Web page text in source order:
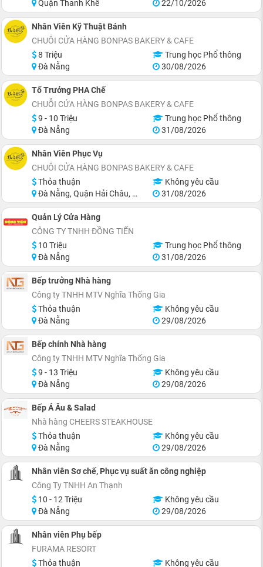
Quận Thanh Khê
22/10/2026
Nhân Viên Kỹ Thuật Bánh
CHUỖI CỬA HÀNG BONPAS BAKERY & CAFE
8 Triệu
Trung học Phổ thông
Đà Nẵng
30/08/2026
Tổ Trưởng PHA Chế
CHUỖI CỬA HÀNG BONPAS BAKERY & CAFE
9 - 10 Triệu
Trung học Phổ thông
Đà Nẵng
31/08/2026
Nhân Viên Phục Vụ
CHUỖI CỬA HÀNG BONPAS BAKERY & CAFE
Thỏa thuận
Không yêu cầu
Đà Nẵng, Quận Hải Châu, Quận Thanh Khê, Quận Sơn Trà, Quận Cẩm Lệ
31/08/2026
Quản Lý Cửa Hàng
CÔNG TY TNHH ĐỒNG TIẾN
10 Triệu
Trung học Phổ thông
Đà Nẵng
31/08/2026
Bếp trưởng Nhà hàng
Công ty TNHH MTV Nghĩa Thống Gia
Thỏa thuận
Không yêu cầu
Đà Nẵng
29/08/2026
Bếp chính Nhà hàng
Công ty TNHH MTV Nghĩa Thống Gia
9 - 13 Triệu
Không yêu cầu
Đà Nẵng
29/08/2026
Bếp Á Âu & Salad
Nhà hàng CHEERS STEAKHOUSE
Thỏa thuận
Không yêu cầu
Đà Nẵng
29/08/2026
Nhân viên Sơ chế, Phục vụ suất ăn công nghiệp
Công Ty TNHH An Thạnh
10 - 12 Triệu
Không yêu cầu
Đà Nẵng
29/08/2026
Nhân viên Phụ bếp
FURAMA RESORT
Thỏa thuận
Không yêu cầu